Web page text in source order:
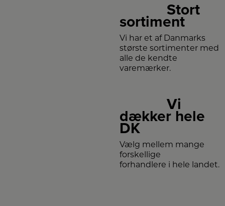
Stort
sortiment
Vi har et af Danmarks
største sortimenter med
alle de kendte
varemærker.
Vi
dækker hele
DK
Vælg mellem mange
forskellige
forhandlere i hele landet.